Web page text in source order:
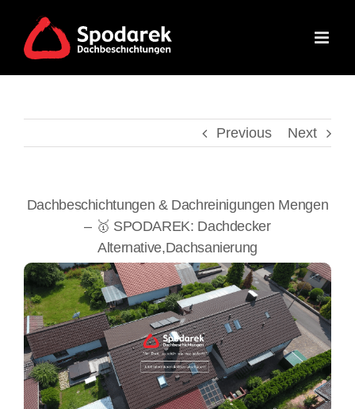
content
Previous Next
Dachbeschichtungen & Dachreinigungen Mengen
– 🥇 SPODAREK: Dachdecker
Alternative,Dachsanierung